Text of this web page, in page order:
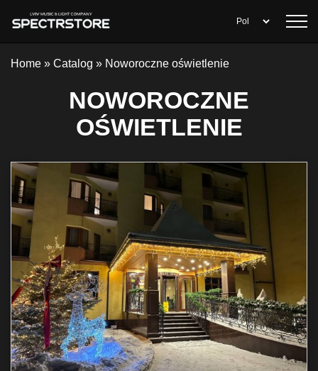
Home » Catalog » Noworoczne oświetlenie
NOWOROCZNE
OŚWIETLENIE